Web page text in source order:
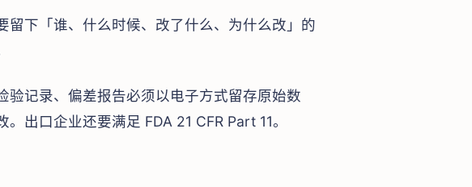
下「谁、什么时候、改了什么、为什么改」的
记录、偏差报告必须以电子方式留存原始数
出口企业还要满足 FDA 21 CFR Part 11。